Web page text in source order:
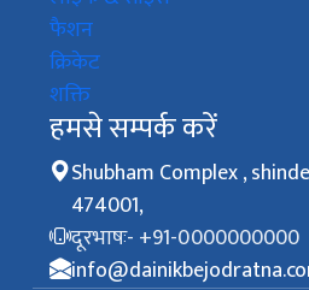
फैशन
क्रिकेट
शक्ति
हमसे सम्पर्क करें
Shubham Complex ,
474001,
दूरभाषः- +91-0000000000